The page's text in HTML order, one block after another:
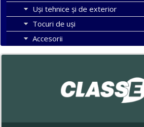
Uși tehnice și de exterior
Tocuri de uși
Accesorii